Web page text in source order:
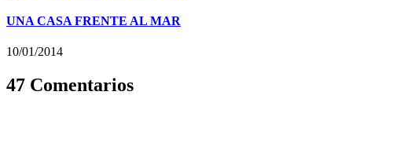
UNA CASA FRENTE AL MAR
10/01/2014
47 Comentarios